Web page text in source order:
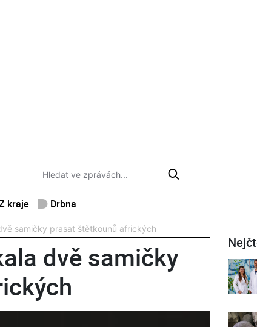
kraje Drbna
samičky prasat štětkounů afrických
dvě samičky